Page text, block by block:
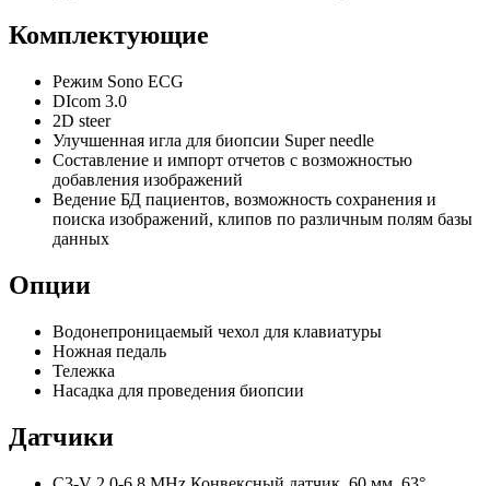
Комплектующие
Режим Sono ECG
DIcom 3.0
2D steer
Улучшенная игла для биопсии Super needle
Составление и импорт отчетов с возможностью
добавления изображений
Ведение БД пациентов, возможность сохранения и
поиска изображений, клипов по различным полям базы
данных
Опции
Водонепроницаемый чехол для клавиатуры
Ножная педаль
Тележка
Насадка для проведения биопсии
Датчики